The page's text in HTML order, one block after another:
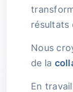
résultats
Nous
de la
En